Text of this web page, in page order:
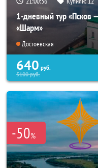
1-дневный тур «Псков
«Шарм»
Достоевская
640 руб.
5100руб.
-50%